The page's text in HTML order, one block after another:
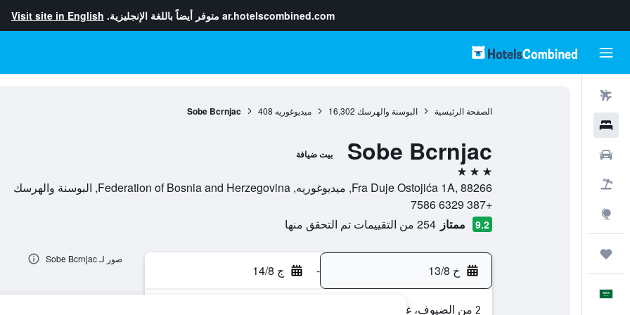
ar.hotelscombined.com متوفر أيضاً باللغة الإنجليزية. Visit site in English
الصفحة الرئيسية البوسنة والهرسك 16,302 ميديوغوريه 408
Sobe Bcrnjac
Sobe Bcrnjac بيت ضيافة
3 نجوم
Fra Duje Ostojića 1A, 88266, ميديوغوريه, Federation of Bosnia and Herzegovina, البوسنة والهرسك
+387 6329 7586
9.2 ممتاز 254 من التقييمات تم التحقق منها
خ 13/8 - ج 14/8
2 من الضيوف، غرفة واحدة
صور لـ Sobe Bcrnjac